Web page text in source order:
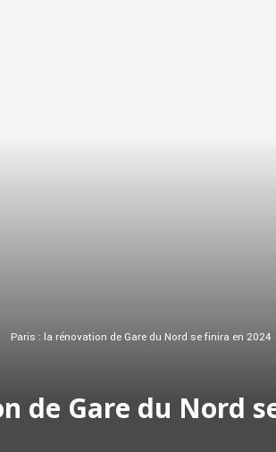
Paris : la rénovation de Gare du Nord se finira en 2024
de Gare du Nord